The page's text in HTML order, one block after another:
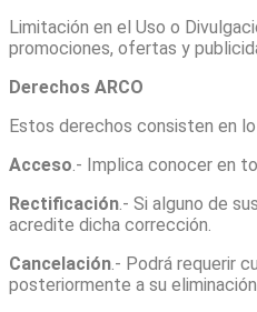
Limitación en el Uso o
promociones, ofertas y
Derechos ARCO
Estos derechos consisten en
Acceso.- Implica conocer en
Rectificación.- Si alguno de
acredite dicha corrección.
Cancelación.- Podrá requerir
posteriormente a su